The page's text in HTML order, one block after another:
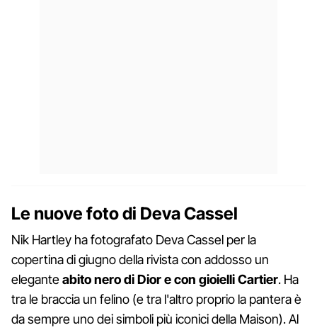
Le nuove foto di Deva Cassel
Nik Hartley ha fotografato Deva Cassel per la
copertina di giugno della rivista con addosso un
eleganteabito nero di Dior e con gioielli Cartier. Ha
tra le braccia un felino (e tra l'altro proprio la pantera è
da sempre uno dei simboli più iconici della Maison). Al